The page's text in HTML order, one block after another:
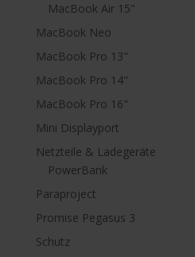
MacBook Air 15"
MacBook Neo
MacBook Pro 13"
MacBook Pro 14"
MacBook Pro 16"
Mini Displayport
Netzteile & Ladegeräte
PowerBank
Paraproject
Promise Pegasus 3
Schutz